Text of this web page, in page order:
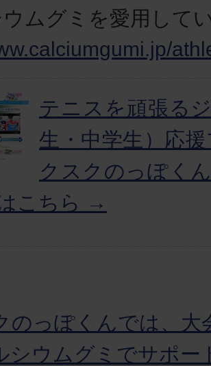
ムグミを愛用して
テニスを頑張る
生・中学生）応
クスクのっぽく
こちら →
のっぽくんでは、大
シウムグミでサポー